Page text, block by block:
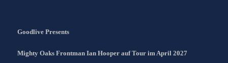
Goodlive Presents
Mighty Oaks Frontman Ian Hooper auf Tour im April 2027